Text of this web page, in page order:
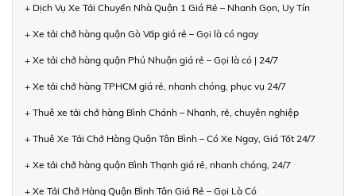
+ Dịch Vụ Xe Tải Chuyển Nhà Quận 1 Giá Rẻ – Nhanh Gọn, Uy Tín
+ Xe tải chở hàng quận Gò Vấp giá rẻ – Gọi là có ngay
+ Xe tải chở hàng quận Phú Nhuận giá rẻ – Gọi là có | 24/7
+ Xe tải chở hàng TPHCM giá rẻ, nhanh chóng, phục vụ 24/7
+ Thuê xe tải chở hàng Bình Chánh – Nhanh, rẻ, chuyên nghiệp
+ Thuê Xe Tải Chở Hàng Quận Tân Bình – Có Xe Ngay, Giá Tốt 24/7
+ Xe tải chở hàng quận Bình Thạnh giá rẻ, nhanh chóng, 24/7
+ Xe Tải Chở Hàng Quận Bình Tân Giá Rẻ – Gọi Là Có